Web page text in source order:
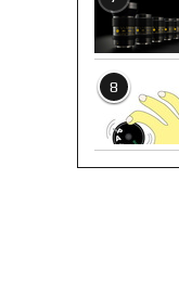
8